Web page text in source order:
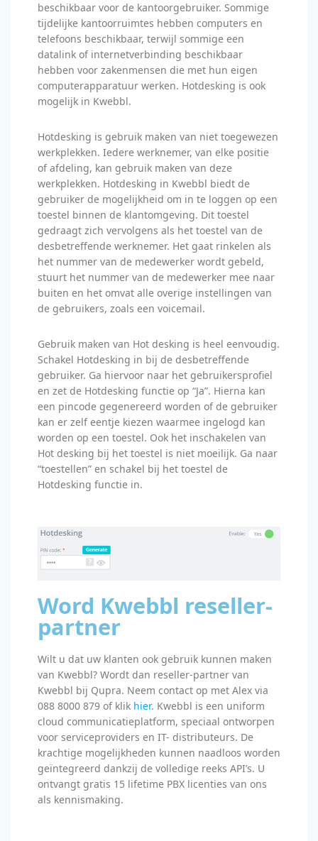
beschikbaar voor de kantoorgebruiker. Sommige
tijdelijke kantoorruimtes hebben computers en
telefoons beschikbaar, terwijl sommige een
datalink of internetverbinding beschikbaar
hebben voor zakenmensen die met hun eigen
computerapparatuur werken. Hotdesking is ook
mogelijk in Kwebbl.
Hotdesking is gebruik maken van niet toegewezen
werkplekken. Iedere werknemer, van elke positie
of afdeling, kan gebruik maken van deze
werkplekken. Hotdesking in Kwebbl biedt de
gebruiker de mogelijkheid om in te loggen op een
toestel binnen de klantomgeving. Dit toestel
gedraagt zich vervolgens als het toestel van de
desbetreffende werknemer. Het gaat rinkelen als
het nummer van de medewerker wordt gebeld,
stuurt het nummer van de medewerker mee naar
buiten en het omvat alle overige instellingen van
de gebruikers, zoals een voicemail.
Gebruik maken van Hot desking is heel eenvoudig.
Schakel Hotdesking in bij de desbetreffende
gebruiker. Ga hiervoor naar het gebruikersprofiel
en zet de Hotdesking functie op “Ja”. Hierna kan
een pincode gegenereerd worden of de gebruiker
kan er zelf eentje kiezen waarmee ingelogd kan
worden op een toestel. Ook het inschakelen van
Hot desking bij het toestel is niet moeilijk. Ga naar
“toestellen” en schakel bij het toestel de
Hotdesking functie in.
Word Kwebbl reseller-
partner
Wilt u dat uw klanten ook gebruik kunnen maken
van Kwebbl? Wordt dan reseller-partner van
Kwebbl bij Qupra. Neem contact op met Alex via
088 8000 879 of klik hier. Kwebbl is een uniform
cloud communicatieplatform, speciaal ontworpen
voor serviceproviders en IT- distributeurs. De
krachtige mogelijkheden kunnen naadloos worden
geïntegreerd dankzij de volledige reeks API’s. U
ontvangt gratis 15 lifetime PBX licenties van ons
als kennismaking.